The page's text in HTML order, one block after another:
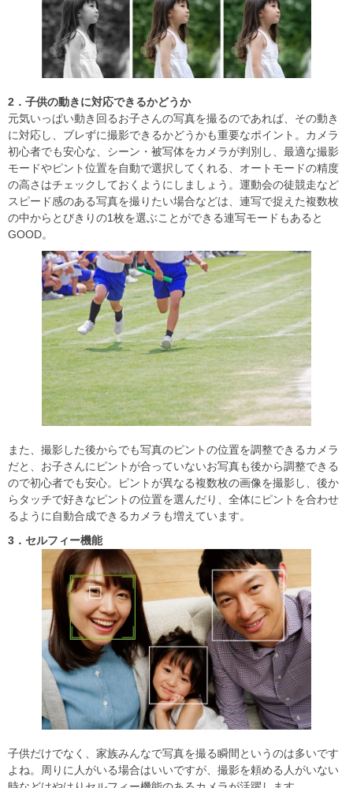
2 ．子供の動きに対応できるかどうか
元気いっぱい動き回るお子さんの写真を撮るのであれば、その動き
に対応し、ブレずに撮影できるかどうかも重要なポイント。カメラ
初心者でも安心な、シーン・被写体をカメラが判別し、最適な撮影
モードやピント位置を自動で選択してくれる、オートモードの精度
の高さはチェックしておくようにしましょう。運動会の徒競走など
スピード感のある写真を撮りたい場合などは、連写で捉えた複数枚
の中からとびきりの1枚を選ぶことができる連写モードもあると
GOOD。
また、撮影した後からでも写真のピントの位置を調整できるカメラ
だと、お子さんにピントが合っていないお写真も後から調整できる
ので初心者でも安心。ピントが異なる複数枚の画像を撮影し、後か
らタッチで好きなピントの位置を選んだり、全体にピントを合わせ
るように自動合成できるカメラも増えています。
3 ．セルフィー機能
子供だけでなく、家族みんなで写真を撮る瞬間というのは多いです
よね。周りに人がいる場合はいいですが、撮影を頼める人がいない